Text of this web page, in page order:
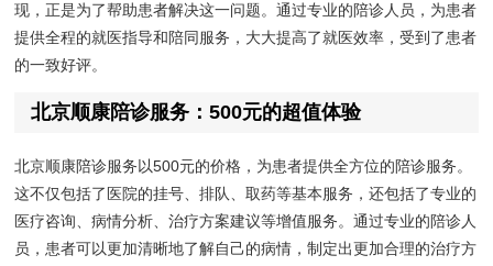
现，正是为了帮助患者解决这一问题。通过专业的陪诊人员，为患者
提供全程的就医指导和陪同服务，大大提高了就医效率，受到了患者
的一致好评。
北京顺康陪诊服务：500元的超值体验
北京顺康陪诊服务以500元的价格，为患者提供全方位的陪诊服务。
这不仅包括了医院的挂号、排队、取药等基本服务，还包括了专业的
医疗咨询、病情分析、治疗方案建议等增值服务。通过专业的陪诊人
员，患者可以更加清晰地了解自己的病情，制定出更加合理的治疗方